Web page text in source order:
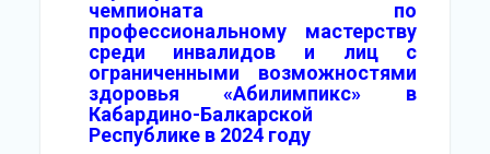
чемпионата по
профессиональному мастерству
среди инвалидов и лиц с
ограниченными возможностями
здоровья «Абилимпикс» в
Кабардино-Балкарской
Республике в 2024 году